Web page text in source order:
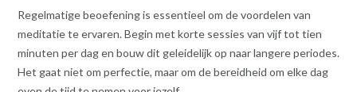
Regelmatige beoefening is essentieel om de voordelen van
meditatie te ervaren. Begin met korte sessies van vijf tot tien
minuten per dag en bouw dit geleidelijk op naar langere periodes.
Het gaat niet om perfectie, maar om de bereidheid om elke dag